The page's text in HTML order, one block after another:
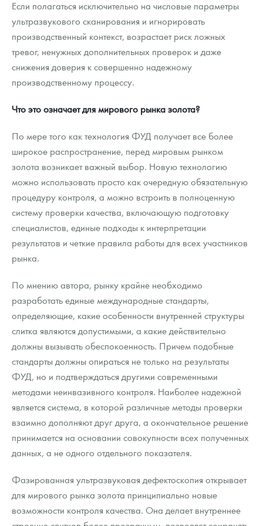
Если полагаться исключительно на числовые параметры
ультразвукового сканирования и игнорировать
производственный контекст, возрастает риск ложных
тревог, ненужных дополнительных проверок и даже
снижения доверия к совершенно надежному
производственному процессу.
Что это означает для мирового рынка золота?
По мере того как технология ФУД получает все более
широкое распространение, перед мировым рынком
золота возникает важный выбор. Новую технологию
можно использовать просто как очередную обязательную
процедуру контроля, а можно встроить в полноценную
систему проверки качества, включающую подготовку
специалистов, единые подходы к интерпретации
результатов и четкие правила работы для всех участников
рынка.
По мнению автора, рынку крайне необходимо
разработать единые международные стандарты,
определяющие, какие особенности внутренней структуры
слитка являются допустимыми, а какие действительно
должны вызывать обеспокоенность. Причем подобные
стандарты должны опираться не только на результаты
ФУД, но и подтверждаться другими современными
методами неинвазивного контроля. Наиболее надежной
является система, в которой различные методы проверки
взаимно дополняют друг друга, а окончательное решение
принимается на основании совокупности всех полученных
данных, а не одного отдельного показателя.
Фазированная ультразвуковая дефектоскопия открывает
для мирового рынка золота принципиально новые
возможности контроля качества. Она делает внутреннее